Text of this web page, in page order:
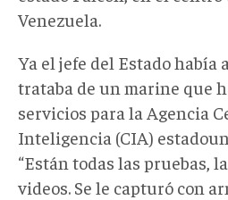
Venezuela.
Ya el jefe del Estado había
trataba de un marine que
servicios para la Agencia
Inteligencia (CIA)
“Están todas las pruebas,
videos. Se le capturó con